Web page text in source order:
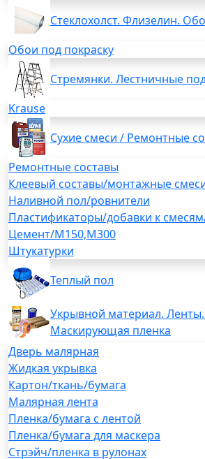
Стеклохолст. Флизелин.
Обои под покраску
Стремянки. Лестничные
Krause
Сухие смеси / Ремонтные
Ремонтные составы
Клеевый составы/монтажные
Наливной пол/ровнители
Пластификаторы/добавки к
Цемент/М150,М300
Штукатурки
Теплый пол
Укрывной материал.
Маскирующая пленка
Дверь малярная
Жидкая укрывка
Картон/ткань/бумага
Малярная лента
Пленка/бумага с лентой
Пленка/бумага для маскера
Стрэйч/пленка в рулонах